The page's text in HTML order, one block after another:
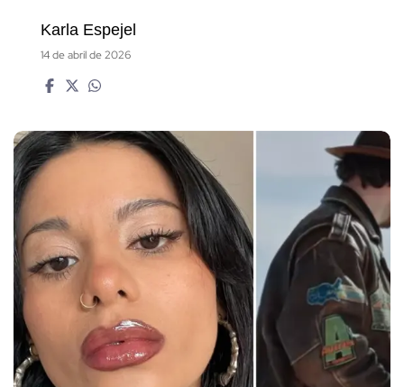
Karla Espejel
14 de abril de 2026